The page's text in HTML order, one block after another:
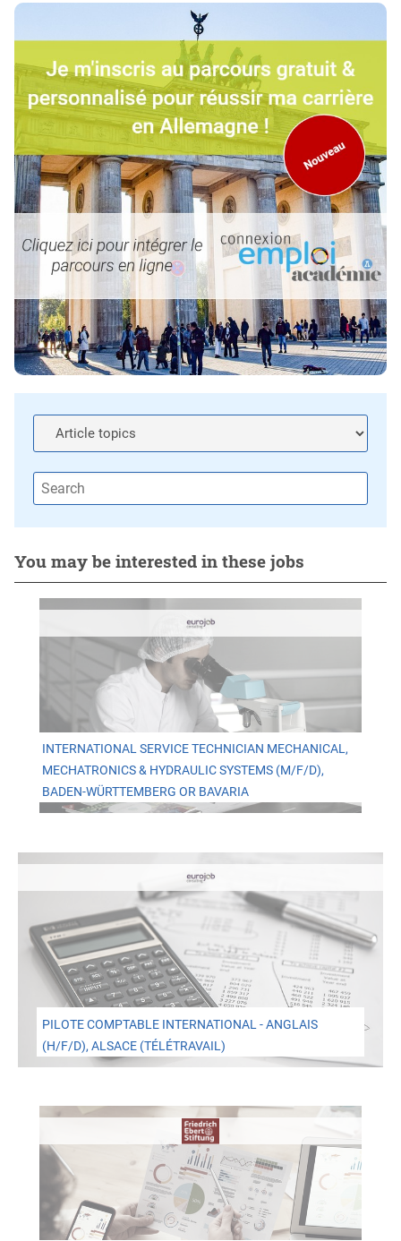
You may be interested in these jobs
INTERNATIONAL SERVICE TECHNICIAN MECHANICAL,
MECHATRONICS & HYDRAULIC SYSTEMS (M/F/D),
BADEN-WÜRTTEMBERG OR BAVARIA
PILOTE COMPTABLE INTERNATIONAL - ANGLAIS
(H/F/D), ALSACE (TÉLÉTRAVAIL)